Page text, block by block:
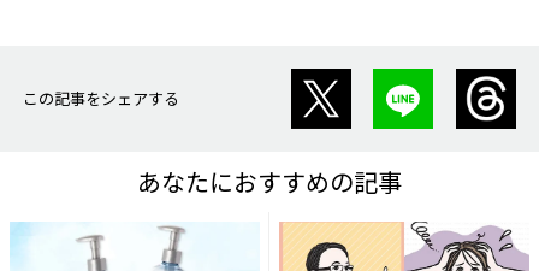
この記事をシェアする
あなたにおすすめの記事